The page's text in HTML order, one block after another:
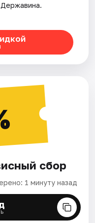
сбор
1 минуту назад